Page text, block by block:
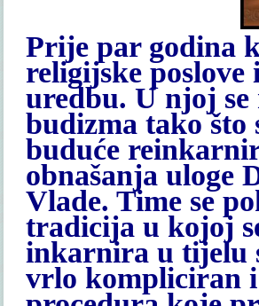
Prije par godina
religijske poslove
uredbu. U njoj se
budizma tako
buduće
obnašanja uloge
Vlade. Time se
tradicija u kojoj
inkarnira u tijelu
vrlo kompliciran